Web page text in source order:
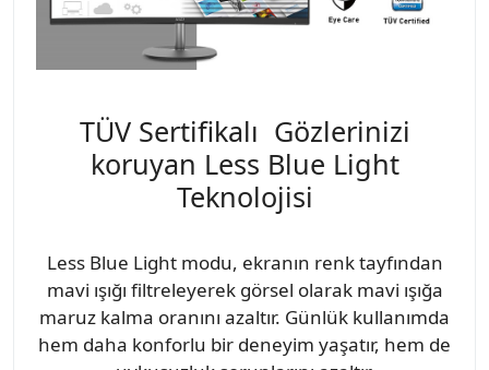
TÜV Sertifikalı Gözlerinizi
koruyan Less Blue Light
Teknolojisi
Less Blue Light modu, ekranın renk tayfından
mavi ışığı filtreleyerek görsel olarak mavi ışığa
maruz kalma oranını azaltır. Günlük kullanımda
hem daha konforlu bir deneyim yaşatır, hem de